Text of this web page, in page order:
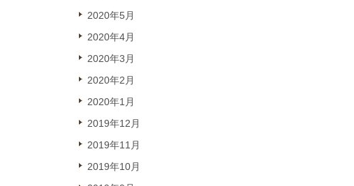
2020年5月
2020年4月
2020年3月
2020年2月
2020年1月
2019年12月
2019年11月
2019年10月